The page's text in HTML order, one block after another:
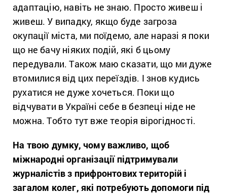
адаптацію, навіть не знаю. Просто живеш і
живеш. У випадку, якщо буде загроза
окупації міста, ми поїдемо, але наразі я поки
що не бачу ніяких подій, які б цьому
передували. Також маю сказати, що ми дуже
втомилися від цих переїздів. І знов кудись
рухатися не дуже хочеться. Поки що
відчувати в Україні себе в безпеці ніде не
можна. Тобто тут вже теорія вірогідності.
На твою думку, чому важливо, щоб
міжнародні організації підтримували
журналістів з прифронтових територій і
загалом колег, які потребують допомоги під